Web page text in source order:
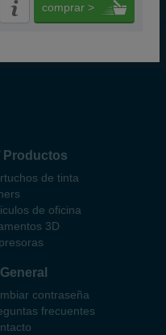
comprar >
Productos
de tinta
de oficina
3D
General
contraseña
frecuentes